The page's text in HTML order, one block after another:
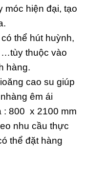
móc hiện đại, tạo
thể hút huỳnh,
…tùy thuộc vào
hàng.
cao su giúp
êm ái
800 x 2100 mm
nhu cầu thực
thể đặt hàng